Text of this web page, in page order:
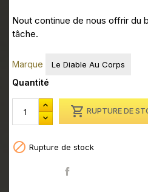
Nout continue de nous offrir du
tâche.
Marque Le Diable Au Corps
Quantité
 RUPTURE DE
 Rupture de stock